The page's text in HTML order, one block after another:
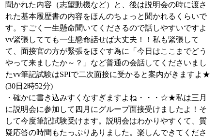
聞かれた内容（志望動機など）と、後は説明会の時に渡さ
れた基本履歴書の内容をほんのちょっと聞かれるくらいで
す。すごく一生懸命聞いてくださるので話しやすいですよ
vv緊張してても一生懸命話せば大丈夫！！私も緊張して
て、面接官の方が緊張をほぐす為に「今日はここまでどう
やって来ましたか～？」など普通の会話してくださいまし
たvv筆記試験はSPIで二次面接に受かると案内がきますよ★
(30日2時52分)
・確かに書き込みすくなすぎますよね・・・☆★私は三月
に説明会に参加して四月にグループ面接受けましたよ！そ
して今度筆記試験受けます。説明会はわかりやすくて、質
疑応答の時間もたっぷりありました。楽しんできてくださ